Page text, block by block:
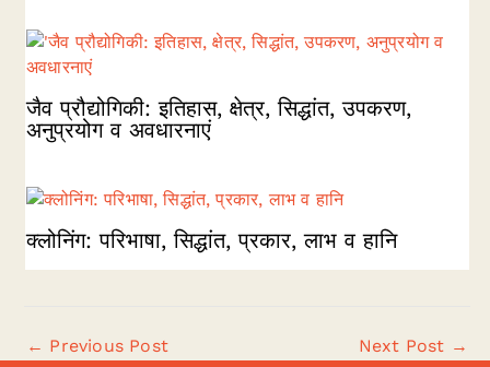
जैव प्रौद्योगिकी: इतिहास, क्षेत्र, सिद्धांत, उपकरण,
अनुप्रयोग व अवधारनाएं
क्लोनिंग: परिभाषा, सिद्धांत, प्रकार, लाभ व हानि
← Previous Post Next Post →